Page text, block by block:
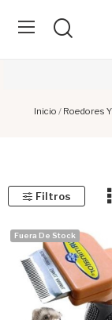
Inicio Roedores
Filtros
Fuera De Stock